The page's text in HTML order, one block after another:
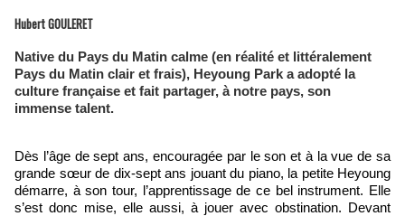
Hubert GOULERET
Native du Pays du Matin calme (en réalité et littéralement
Pays du Matin clair et frais), Heyoung Park a adopté la
culture française et fait partager, à notre pays, son
immense talent.
Dès l’âge de sept ans, encouragée par le son et à la vue de sa
grande sœur de dix-sept ans jouant du piano, la petite Heyoung
démarre, à son tour, l’apprentissage de ce bel instrument. Elle
s’est donc mise, elle aussi, à jouer avec obstination. Devant